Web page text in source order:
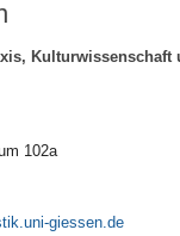
Kulturwissenschaft
102a